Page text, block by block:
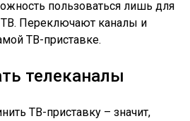
пользоваться лишь для
ТВ. Переключают каналы и
ТВ-приставке.
телеканалы
ТВ-приставку – значит,